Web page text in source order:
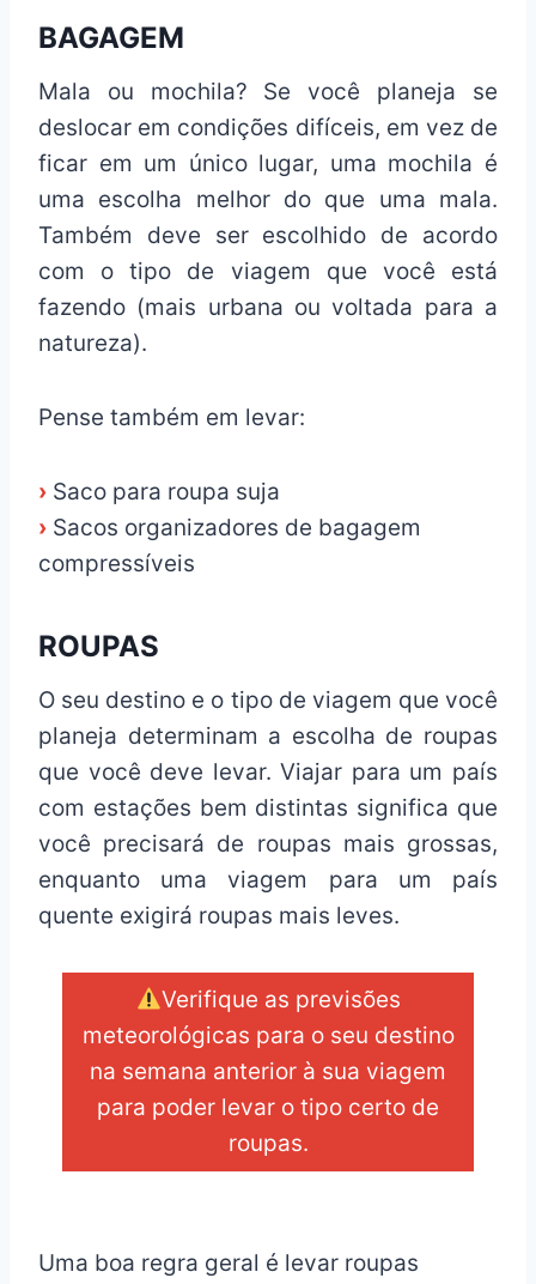
BAGAGEM
Mala ou mochila? Se você planeja se
deslocar em condições difíceis, em vez de
ficar em um único lugar, uma mochila é
uma escolha melhor do que uma mala.
Também deve ser escolhido de acordo
com o tipo de viagem que você está
fazendo (mais urbana ou voltada para a
natureza).
Pense também em levar:
› Saco para roupa suja
› Sacos organizadores de bagagem
compressíveis
ROUPAS
O seu destino e o tipo de viagem que você
planeja determinam a escolha de roupas
que você deve levar. Viajar para um país
com estações bem distintas significa que
você precisará de roupas mais grossas,
enquanto uma viagem para um país
quente exigirá roupas mais leves.
Verifique as previsões
meteorológicas para o seu destino
na semana anterior à sua viagem
para poder levar o tipo certo de
roupas.
Uma boa regra geral é levar roupas